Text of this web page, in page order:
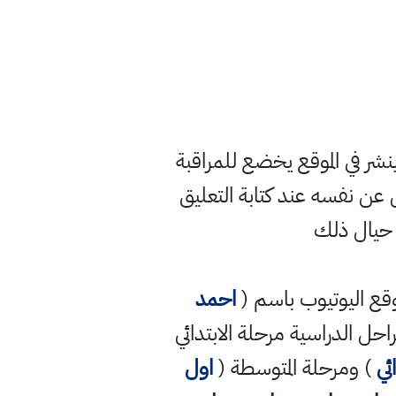
في الموقع يخضع للمراقبة
نفسه عند كتابة التعليق
حيال ذلك
اليوتيوب باسم (احمد
الدراسية مرحلة الابتدائي
) ومرحلة المتوسطة (اول